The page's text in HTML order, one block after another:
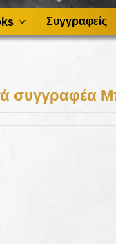
Συγγραφείς
συγγραφέα